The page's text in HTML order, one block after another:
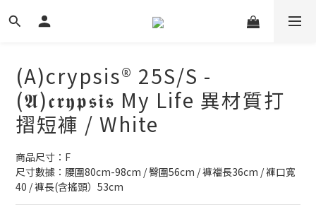
(A)crypsis® 25S/S -
(𝕬)𝖈𝖗𝖞𝖕𝖘𝖎𝖘 My Life 異材質打
摺短褲 / White
商品尺寸：F
尺寸數據：腰圍80cm-98cm / 臀圍56cm / 褲襠長36cm / 褲口寬
40 / 褲長(含搖頭）53cm